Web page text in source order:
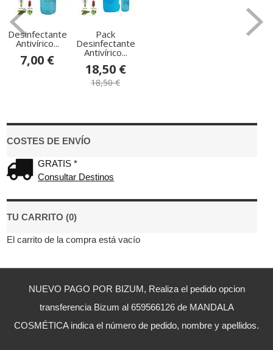
COSTES DE ENVÍO
GRATIS *
Consultar Destinos
TU CARRITO (0)
El carrito de la compra está vacío
Desinfectante
Antivírico...
7,00 €
Pack
Desinfectante
Antivírico...
18,50 €
18,50 €
NUEVO PAGO POR BIZUM, Realiza el pedido opcion
transferencia Bizum al 659566126 de MANDALA
COSMÉTICA indica el número de pedido, nombre y apellidos.